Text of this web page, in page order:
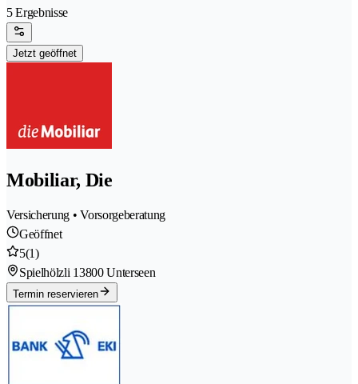
5 Ergebnisse
Jetzt geöffnet
Mobiliar, Die
Versicherung • Vorsorgeberatung
Geöffnet
5(1)
Spielhölzli 13800 Unterseen
Termin reservieren